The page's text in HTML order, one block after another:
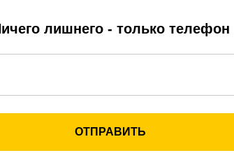
лишнего - только телефон
ОТПРАВИТЬ